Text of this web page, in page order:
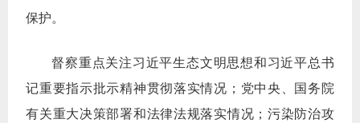
保护。
督察重点关注习近平生态文明思想和习近平总书
记重要指示批示精神贯彻落实情况；党中央、国务院
有关重大决策部署和法律法规落实情况；污染防治攻